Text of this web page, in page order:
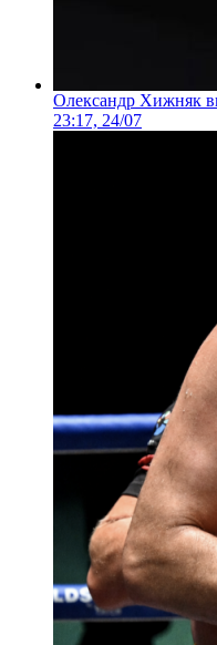
Олександр Хижняк
23:17, 24/07